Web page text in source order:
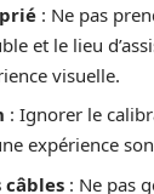
: Ne pas
et le lieu
visuelle.
: Ignorer le
expérience
câbles : Ne pas